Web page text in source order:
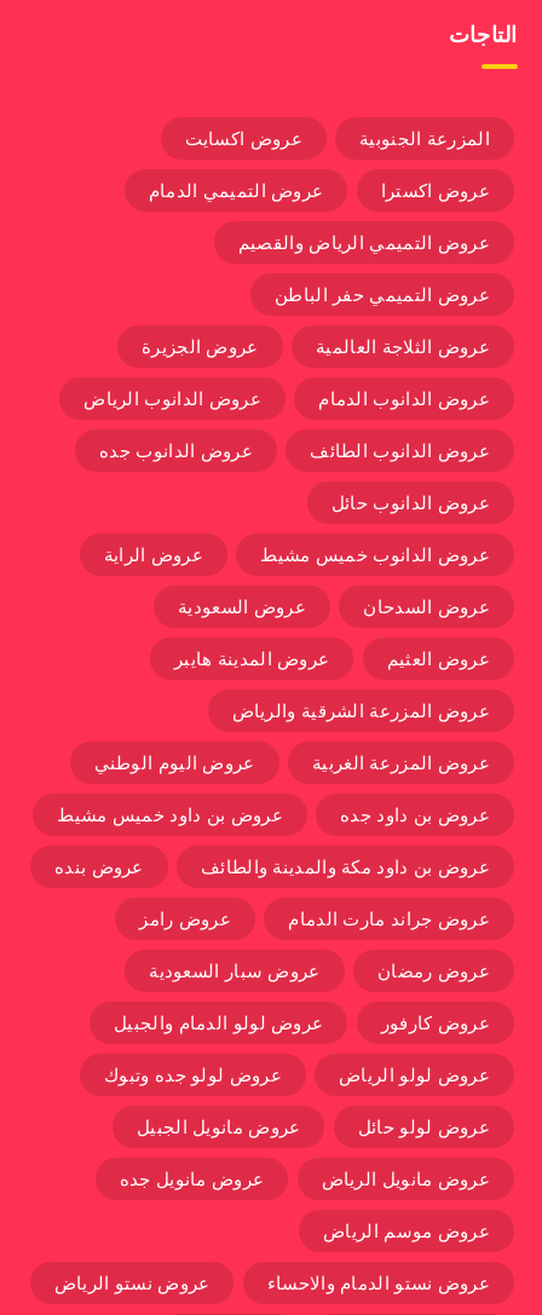
التاجات
المزرعة الجنوبية عروض اكسايت
عروض اكسترا عروض التميمي الدمام
عروض التميمي الرياض والقصيم
عروض التميمي حفر الباطن
عروض الثلاجة العالمية عروض الجزيرة
عروض الدانوب الدمام عروض الدانوب الرياض
عروض الدانوب الطائف عروض الدانوب جده
عروض الدانوب حائل
عروض الدانوب خميس مشيط عروض الراية
عروض السدحان عروض السعودية
عروض العثيم عروض المدينة هايبر
عروض المزرعة الشرقية والرياض
عروض المزرعة الغربية عروض اليوم الوطني
عروض بن داود جده عروض بن داود خميس مشيط
عروض بن داود مكة والمدينة والطائف عروض بنده
عروض جراند مارت الدمام عروض رامز
عروض رمضان عروض سبار السعودية
عروض كارفور عروض لولو الدمام والجبيل
عروض لولو الرياض عروض لولو جده وتبوك
عروض لولو حائل عروض مانويل الجبيل
عروض مانويل الرياض عروض مانويل جده
عروض موسم الرياض
عروض نستو الدمام والاحساء عروض نستو الرياض